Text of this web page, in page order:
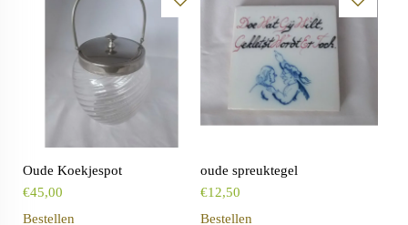
Oude Koekjespot
€45,00
Bestellen
oude spreuktegel
€12,50
Bestellen